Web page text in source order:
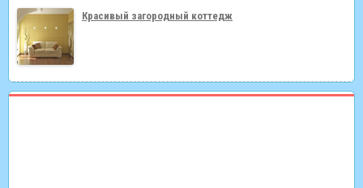
Красивый загородный коттедж